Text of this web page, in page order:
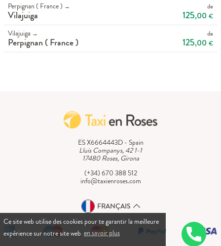
Ce site web utilise des cookies pour te garantir la meilleure
expérience sur notre site web en savoir plus
Perpignan ( France ) →
Vilajuiga
de
125,00 €
Vilajuiga →
Perpignan ( France )
de
125,00 €
ES X6664443D - Spain
Lluis Companys, 42 1-1
17480 Roses, Girona
(+34) 670 388 512
info@taxienroses.com
FRANÇAIS